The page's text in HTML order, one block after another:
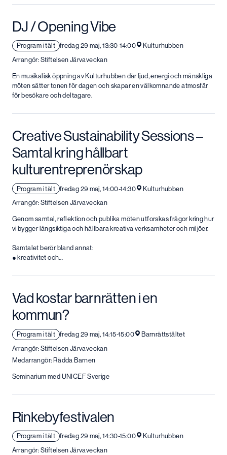
DJ / Opening Vibe
Program i tält fredag 29 maj, 13:30-14:00
Kulturhubben
Arrangör: Stiftelsen Järvaveckan
En musikalisk öppning av Kulturhubben där ljud, energi och mänskliga
möten sätter tonen för dagen och skapar en välkomnande atmosfär
för besökare och deltagare.
Creative Sustainability Sessions –
Samtal kring hållbart
kulturentreprenörskap
Program i tält fredag 29 maj, 14:00-14:30
Kulturhubben
Arrangör: Stiftelsen Järvaveckan
Genom samtal, reflektion och publika möten utforskas frågor kring hur
vi bygger långsiktiga och hållbara kreativa verksamheter och miljöer.
Samtalet berör bland annat:
● kreativitet och…
Vad kostar barnrätten i en
kommun?
Program i tält fredag 29 maj, 14:15-15:00
Barnrättstältet
Arrangör: Stiftelsen Järvaveckan
Medarrangör: Rädda Barnen
Seminarium med UNICEF Sverige
Rinkebyfestivalen
Program i tält fredag 29 maj, 14:30-15:00
Kulturhubben
Arrangör: Stiftelsen Järvaveckan